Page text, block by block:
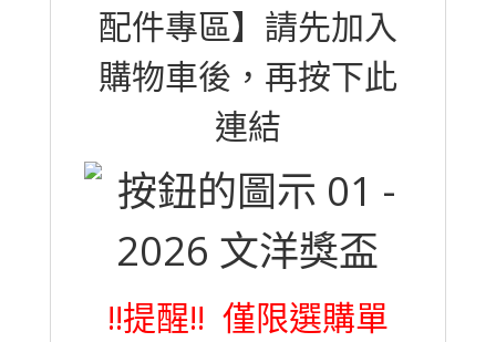
配件專區】請先加入
購物車後，再按下此
連結
!!提醒!! 僅限選購單